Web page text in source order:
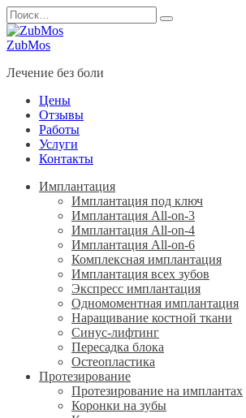
Перейти
к
содержанию
Search
for:
ZubMos
Лечение без боли
Цены
Отзывы
Работы
Услуги
Контакты
Имплантация
Имплантация под ключ
Имплантация All-on-3
Имплантация All-on-4
Имплантация All-on-6
Комплексная имплантация
Имплантация всех зубов
Экспресс имплантация
Одномоментная имплантация
Наращивание костной ткани
Синус-лифтинг
Пересадка блока
Остеопластика
Протезирование
Протезирование на имплантах
Коронки на зубы